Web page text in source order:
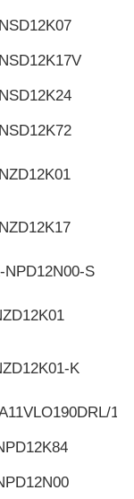
NPD12N00-S
K